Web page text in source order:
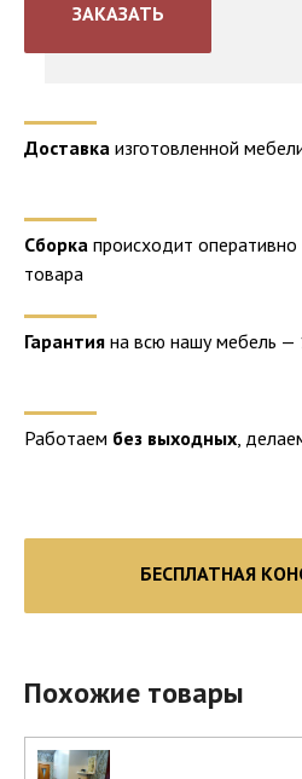
ЗАКАЗАТЬ
Доставка изготовленной
Сборка происходит
товара
Гарантия на всю нашу мебель —
Работаем без выходных,
БЕСПЛАТНАЯ
Похожие товары